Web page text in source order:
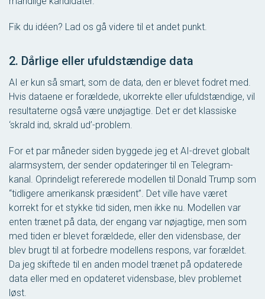
Fik du idéen? Lad os gå videre til et andet punkt.
2. Dårlige eller ufuldstændige data
AI er kun så smart, som de data, den er blevet fodret med.
Hvis dataene er forældede, ukorrekte eller ufuldstændige, vil
resultaterne også være unøjagtige. Det er det klassiske
‘skrald ind, skrald ud’-problem.
For et par måneder siden byggede jeg et AI-drevet globalt
alarmsystem, der sender opdateringer til en Telegram-
kanal. Oprindeligt refererede modellen til Donald Trump som
“tidligere amerikansk præsident”. Det ville have været
korrekt for et stykke tid siden, men ikke nu. Modellen var
enten trænet på data, der engang var nøjagtige, men som
med tiden er blevet forældede, eller den vidensbase, der
blev brugt til at forbedre modellens respons, var forældet.
Da jeg skiftede til en anden model trænet på opdaterede
data eller med en opdateret vidensbase, blev problemet
løst.